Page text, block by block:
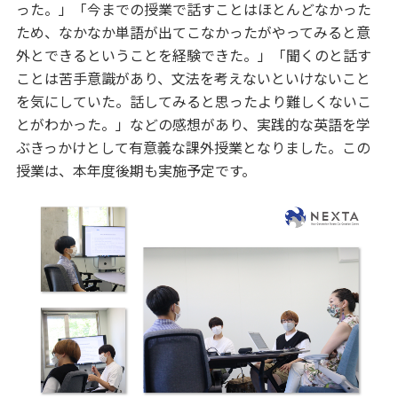
った。」「今までの授業で話すことはほとんどなかった
ため、なかなか単語が出てこなかったがやってみると意
外とできるということを経験できた。」「聞くのと話す
ことは苦手意識があり、文法を考えないといけないこと
を気にしていた。話してみると思ったより難しくないこ
とがわかった。」などの感想があり、実践的な英語を学
ぶきっかけとして有意義な課外授業となりました。この
授業は、本年度後期も実施予定です。